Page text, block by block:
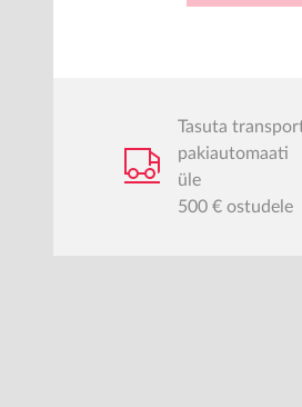
Tasuta
pakiautomaati
üle
500 € ostudele